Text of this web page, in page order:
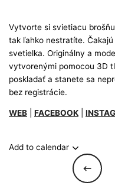
Vytvorte si svietiacu
tak ľahko nestratíte.
svetielka. Originálny a
vytvorenými pomocou 3D
poskladať a stanete sa
bez registrácie.
WEB FACEBOOK
Add to calendar